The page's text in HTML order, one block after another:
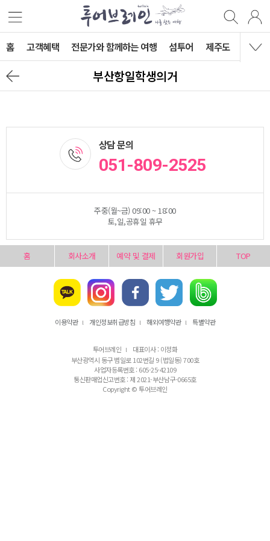
홈 고객혜택 전문가와 함께하는 여행 섬투어 제주도 이색
부산항일학생의거
상담 문의
051-809-2525
주중(월~금) 09:00 ~ 18:00
토,일,공휴일 휴무
홈 회사소개 예약 및 결제 회원가입 TOP
이용약관 l 개인정보취급방침 l 해외여행약관 l 특별약관
투어브레인 l
대표이사 : 이정화
부산광역시 동구 범일로 102번길 9 (법일동) 700호
사업자등록번호 : 605-25-42109
통신판매업신고번호 : 제 2021-부산남구-0665호
Copyright © 투어브레인